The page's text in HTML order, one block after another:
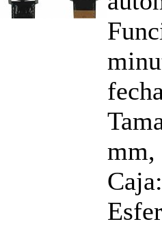
mm,